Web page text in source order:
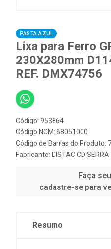
PASTA AZUL
Lixa para Ferro
230X280mm
REF. DMX74756
Código: 953864
Código NCM: 68051000
Código de Barras do Produto:
Fabricante: DISTAC CD
Faça
cadastre-se para
Resumo